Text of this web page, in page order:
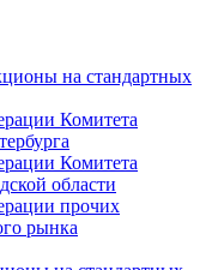
на стандартных
Комитета
Комитета
области
прочих
рынка